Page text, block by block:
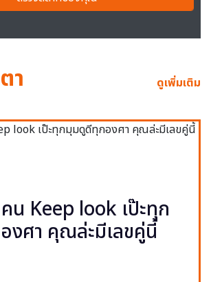
า ดูเพิ่มเติม
น Keep look เป๊ะทุก
งศา คุณล่ะมีเลขคู่นี้